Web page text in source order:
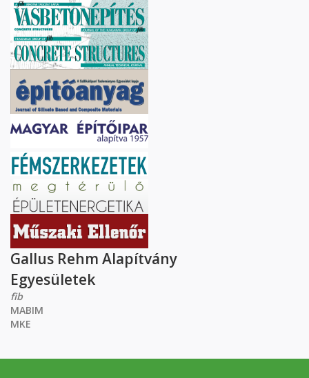
Gallus Rehm Alapítvány
Egyesületek
fib
MABIM
MKE